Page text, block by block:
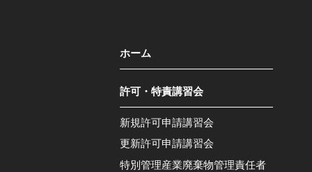
ホーム
許可・特責講習会
新規許可申請講習会
更新許可申請講習会
特別管理産業廃棄物管理責任者